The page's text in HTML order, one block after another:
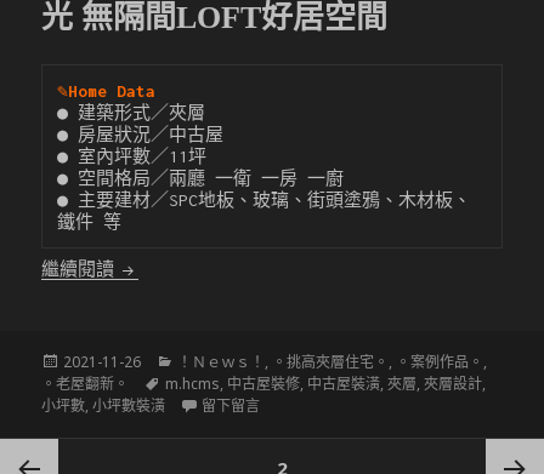
光 無隔間LOFT好居空間
✎Home Data
● 建築形式／夾層
● 房屋狀況／中古屋
● 室內坪數／11坪
● 空間格局／兩廳 一衛 一房 一廚
● 主要建材／SPC地板、玻璃、街頭塗鴉、木材板、
鐵件 等
繼續閱讀 〔挑高夾層設計〕盡情享受風與光 無隔間LOFT好居
發
佈
於
2021-11-26
分
類
！Ｎｅｗｓ！ , 。挑高夾層住宅。 , 。案例作品。 ,
。老屋翻新。
標
籤
m.hcms, 中古屋裝修, 中古屋裝潢,夾層,夾層設計,
小坪數,小坪數裝潢 留下留言在 〔挑高夾層設計〕盡情享受風與光 無隔
2